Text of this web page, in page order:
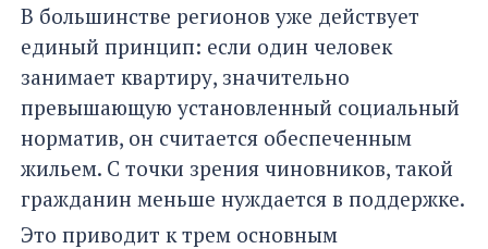
В большинстве регионов уже действует
единый принцип: если один человек
занимает квартиру, значительно
превышающую установленный социальный
норматив, он считается обеспеченным
жильем. С точки зрения чиновников, такой
гражданин меньше нуждается в поддержке.
Это приводит к трем основным